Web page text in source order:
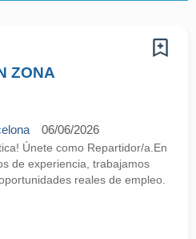
ZONA
06/06/2026
Únete como Repartidor/a.En
de experiencia, trabajamos
reales de empleo.